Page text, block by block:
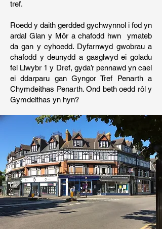
tref.
Roedd y daith gerdded gychwynnol i fod yn
ardal Glan y Môr a chafodd hwn ymateb
da gan y cyhoedd. Dyfarnwyd gwobrau a
chafodd y deunydd a gasglwyd ei goladu
fel Llwybr 1 y Dref, gyda’r pennawd yn cael
ei ddarparu gan Gyngor Tref Penarth a
Chymdeithas Penarth. Ond beth oedd rôl y
Gymdeithas yn hyn?